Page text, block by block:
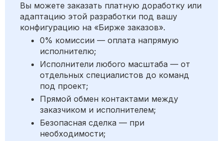
Вы можете заказать платную доработку или
адаптацию этой разработки под вашу
конфигурацию на «Бирже заказов».
0% комиссии — оплата напрямую
исполнителю;
Исполнители любого масштаба — от
отдельных специалистов до команд
под проект;
Прямой обмен контактами между
заказчиком и исполнителем;
Безопасная сделка — при
необходимости;